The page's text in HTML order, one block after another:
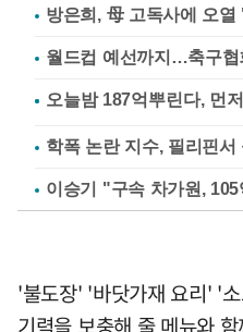
방은희, 母 고독사에 오
월드컵 예선까지…축구협
학폭 논란 지수, 필리핀
이승기 "구속 차가원,
'불도장' '바닷가재 요리' '
기력을 보충해 줄 메뉴와